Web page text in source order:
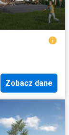
Zobacz dane